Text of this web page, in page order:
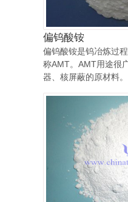
偏钨酸铵
偏钨酸铵是钨冶炼过
称AMT。AMT用途很
器、核屏蔽的原材料。